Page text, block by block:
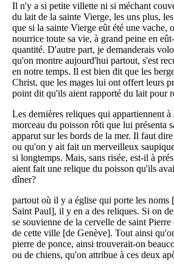
Il n'y a si petite villette ni si méchant
du lait de la sainte Vierge, les uns plus,
que si la sainte Vierge eût été une vache,
nourrice toute sa vie, à grand peine en
quantité. D'autre part, je demanderais
qu'on montre aujourd'hui partout, s'est
en notre temps. Il est bien dit que les
Christ, que les mages lui ont offert leurs
point dit qu'ils aient rapporté du lait pour
Les dernières reliques qui appartiennent à
morceau du poisson rôti que lui présenta
apparut sur les bords de la mer. Il faut
ou qu'on y ait fait un merveilleux
si longtemps. Mais, sans risée, est-il à
aient fait une relique du poisson qu'ils
dîner?
partout où il y a église qui porte les noms
Saint Paul], il y en a des reliques. Si on
se souvienne de la cervelle de saint
de cette ville [de Genève]. Tout ainsi
pierre de ponce, ainsi trouverait-on
ou de chiens, qu'on attribue à ces deux